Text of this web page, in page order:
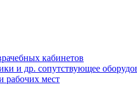
кабинетов
и др. сопутствующее
мест